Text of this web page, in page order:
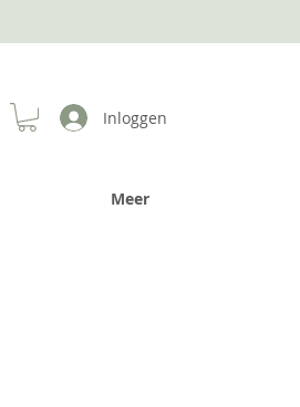
Inloggen
Meer